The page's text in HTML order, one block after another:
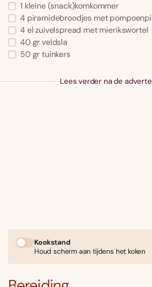
1 kleine (snack)komkommer
4 piramidebroodjes met
4 el zuivelspread met mierikswortel
40 gr veldsla
50 gr tuinkers
Lees verder na de
Kookstand
Houd scherm aan tijdens het koken